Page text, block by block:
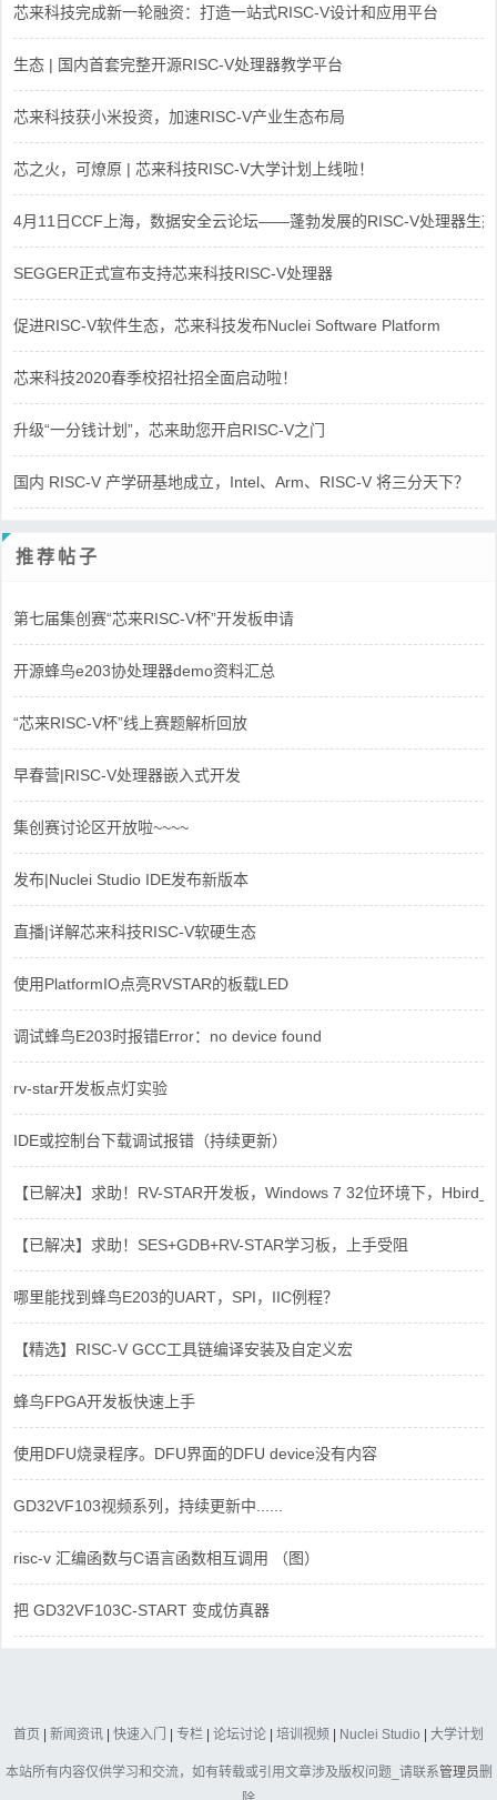
芯来科技完成新一轮融资：打造一站式RISC-V设计和应用平台
生态 | 国内首套完整开源RISC-V处理器教学平台
芯来科技获小米投资，加速RISC-V产业生态布局
芯之火，可燎原 | 芯来科技RISC-V大学计划上线啦！
4月11日CCF上海，数据安全云论坛——蓬勃发展的RISC-V处理器生态
SEGGER正式宣布支持芯来科技RISC-V处理器
促进RISC-V软件生态，芯来科技发布Nuclei Software Platform
芯来科技2020春季校招社招全面启动啦！
升级“一分钱计划”，芯来助您开启RISC-V之门
国内 RISC-V 产学研基地成立，Intel、Arm、RISC-V 将三分天下？
推荐帖子
第七届集创赛“芯来RISC-V杯”开发板申请
开源蜂鸟e203协处理器demo资料汇总
“芯来RISC-V杯”线上赛题解析回放
早春营|RISC-V处理器嵌入式开发
集创赛讨论区开放啦~~~~
发布|Nuclei Studio IDE发布新版本
直播|详解芯来科技RISC-V软硬生态
使用PlatformIO点亮RVSTAR的板载LED
调试蜂鸟E203时报错Error：no device found
rv-star开发板点灯实验
IDE或控制台下载调试报错（持续更新）
【已解决】求助！RV-STAR开发板，Windows 7 32位环境下，
【已解决】求助！SES+GDB+RV-STAR学习板，上手受阻
哪里能找到蜂鸟E203的UART，SPI，IIC例程？
【精选】RISC-V GCC工具链编译安装及自定义宏
蜂鸟FPGA开发板快速上手
使用DFU烧录程序。DFU界面的DFU device没有内容
GD32VF103视频系列，持续更新中......
risc-v 汇编函数与C语言函数相互调用 （图）
把 GD32VF103C-START 变成仿真器
首页 | 新闻资讯 | 快速入门 | 专栏 | 论坛讨论 | 培训视频 | Nuclei Studio | 大学计划
本站所有内容仅供学习和交流，如有转载或引用文章涉及版权问题_请联系管理员删